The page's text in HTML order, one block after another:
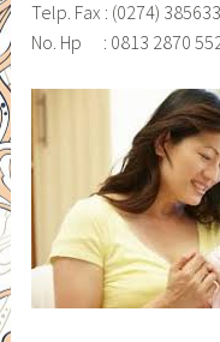
Telp. Fax : (0274) 385633
No. Hp : 0813 2870